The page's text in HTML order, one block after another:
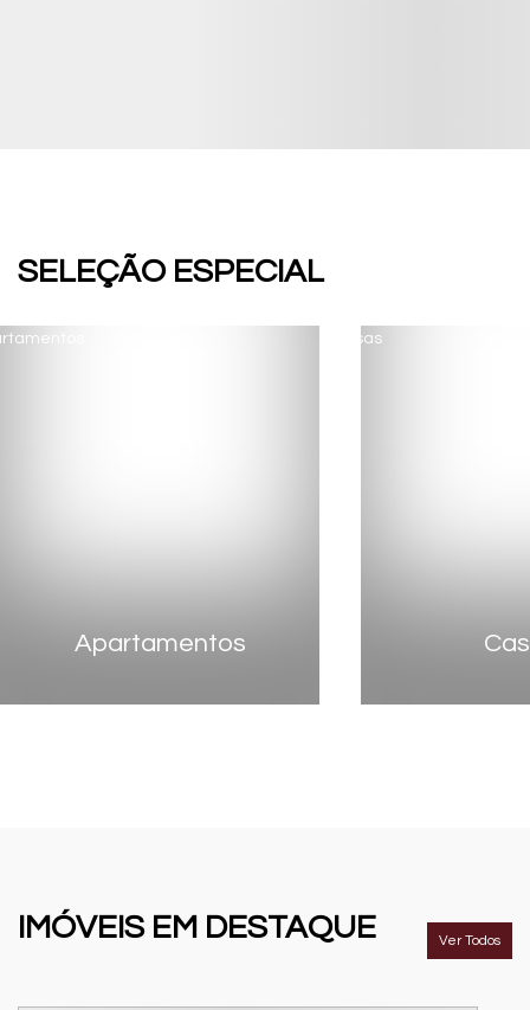
SELEÇÃO ESPECIAL
Apartamentos
IMÓVEISEM DESTAQUE Ver Todos